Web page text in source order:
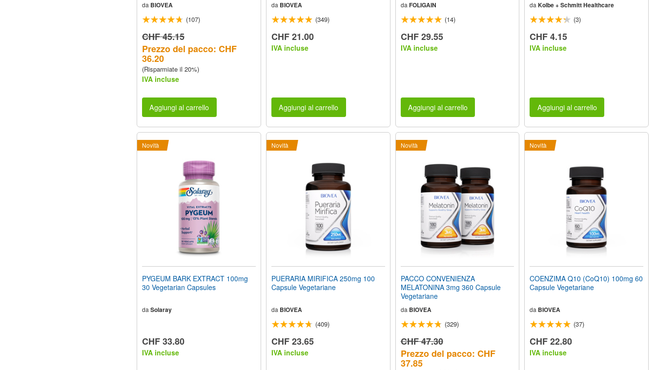
da BIOVEA
(107)
CHF 45.15
Prezzo del pacco: CHF
36.20
(Risparmiate il 20%)
IVA incluse
Aggiungi al carrello
da BIOVEA
(349)
CHF 21.00
IVA incluse
Aggiungi al carrello
Mesi
da FOLIGAIN
(14)
CHF 29.55
IVA incluse
Aggiungi al carrello
da Kolbe + Schmitt Healthcare
(3)
CHF 4.15
IVA incluse
Aggiungi al carrello
Novità
PYGEUM BARK EXTRACT 100mg
30 Vegetarian Capsules
daSolaray
CHF 33.80
IVA incluse
Novità
PUERARIA MIRIFICA 250mg 100
Capsule Vegetariane
da BIOVEA
(409)
CHF 23.65
IVA incluse
Novità
PACCO CONVENIENZA
MELATONINA 3mg 360 Capsule
Vegetariane
da BIOVEA
(329)
CHF 47.30
Prezzo del pacco: CHF
37.85
Novità
COENZIMA Q10 (CoQ10) 100mg 60
Capsule Vegetariane
da BIOVEA
(37)
CHF 22.80
IVA incluse